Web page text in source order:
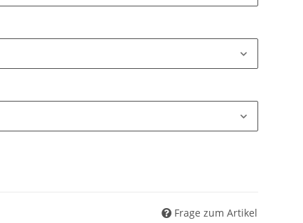
Frage zum Artikel